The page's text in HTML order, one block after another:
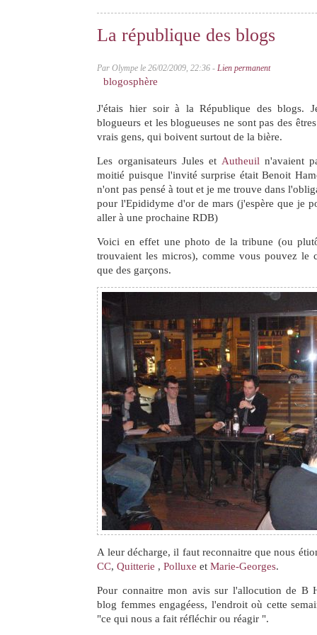
La république des blogs
Par Olympe le 26/02/2009, 22:36 -Lien permanent
blogosphère
J'étais hier soir à la République des blogs.
blogueurs et les blogueuses ne sont pas des
vrais gens, qui boivent surtout de la bière.
Les organisateurs Jules et Autheuiln'avaient
moitié puisque l'invité surprise était Benoit
n'ont pas pensé à tout et je me trouve dans
pour l'Epididyme d'or de mars (j'espère que je
aller à une prochaine RDB)
Voici en effet une photo de la tribune (ou
trouvaient les micros), comme vous pouvez le
que des garçons.
A leur décharge, il faut reconnaitre que nous
CC,Quitterie ,Polluxe etMarie-Georges.
Pour connaitre mon avis sur l'allocution de B
blog femmes engagéess, l'endroit où cette
"ce qui nous a fait réfléchir ou réagir ".